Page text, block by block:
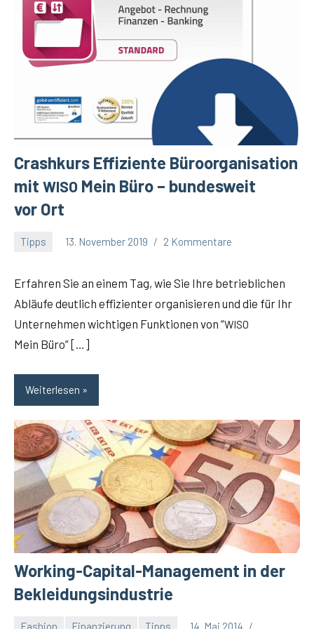
Crashkurs Effiziente Büroorganisation
mit WISO Mein Büro – bundesweit
vor Ort
Tipps 13. November 2019
Winfried
2 Kommentare
Erfah­ren Sie an einem Tag, wie Sie Ihre betrieb­li­chen
Abläu­fe deut­lich effi­zi­en­ter orga­ni­sie­ren und die für Ihr
Unter­neh­men wich­ti­gen Funk­tio­nen von “WISO
Mein Büro” […]
Weiterlesen
Working-Capital-Management in der
Bekleidungsindustrie